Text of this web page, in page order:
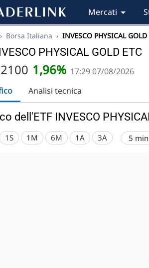
Mercati
› Borsa Italiana › INVESCO PHYSICAL GOLD
PHYSICAL GOLD ETC
1,96% 17:29 07/08/2026
Analisi tecnica
dell'ETF INVESCO
1S 1M 6M 1A 3A